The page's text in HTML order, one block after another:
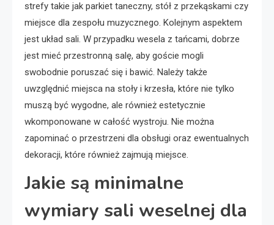
strefy takie jak parkiet taneczny, stół z przekąskami czy
miejsce dla zespołu muzycznego. Kolejnym aspektem
jest układ sali. W przypadku wesela z tańcami, dobrze
jest mieć przestronną salę, aby goście mogli
swobodnie poruszać się i bawić. Należy także
uwzględnić miejsca na stoły i krzesła, które nie tylko
muszą być wygodne, ale również estetycznie
wkomponowane w całość wystroju. Nie można
zapominać o przestrzeni dla obsługi oraz ewentualnych
dekoracji, które również zajmują miejsce.
Jakie są minimalne
wymiary sali weselnej dla